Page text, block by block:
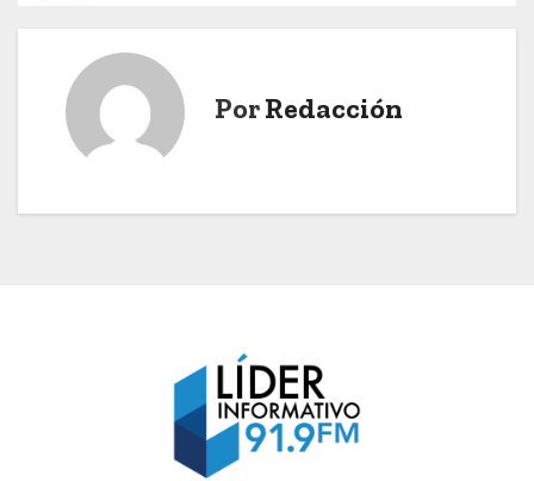
c
PorRedacción